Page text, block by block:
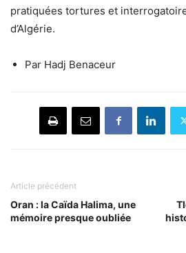
pratiquées tortures et
d’Algérie.
Par Hadj Benaceur
Article précédent
Oran : la Caïda Halima, une
mémoire presque oubliée